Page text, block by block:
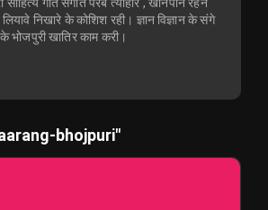
निखारे के कोशिश रही। ज्ञान विज्ञान के संगे
भोजपुरी खातिर काम करी।
bhojpuri"